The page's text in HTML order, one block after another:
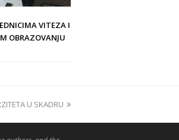
VITEZA I
OBRAZOVANJU
U SKADRU